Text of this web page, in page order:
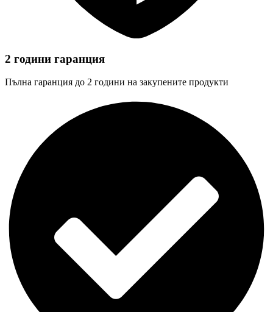
2 години гаранция
Пълна гаранция до 2 години на закупените продукти